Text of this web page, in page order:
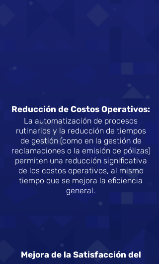
Reducción de Costos Operativos:
La automatización de procesos
rutinarios y la reducción de tiempos
de gestión (como en la gestión de
reclamaciones o la emisión de pólizas)
permiten una reducción significativa
de los costos operativos, al mismo
tiempo que se mejora la eficiencia
general.
Mejora de la Satisfacción del